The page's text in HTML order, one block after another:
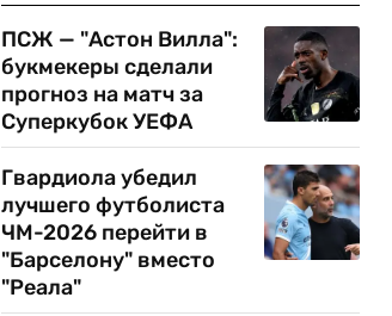
ПСЖ — "Астон Вилла":
букмекеры сделали
прогноз на матч за
Суперкубок УЕФА
Гвардиола убедил
лучшего футболиста
ЧМ-2026 перейти в
"Барселону" вместо
"Реала"